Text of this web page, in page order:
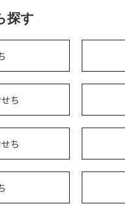
探す
ち
ち